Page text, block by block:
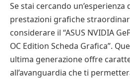
Se stai cercando un’esperienza
prestazioni grafiche
considerare il “ASUS NVIDIA
OC Edition Scheda Grafica”.
ultima generazione offre
all’avanguardia che ti